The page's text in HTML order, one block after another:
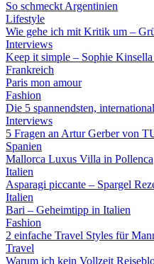
So schmeckt Argentinien
Lifestyle
Wie gehe ich mit Kritik um –
Interviews
Keep it simple – Sophie
Frankreich
Paris mon amour
Fashion
Die 5 spannendsten,
Interviews
5 Fragen an Artur Gerber von
Spanien
Mallorca Luxus Villa in Pollenca
Italien
Asparagi piccante – Spargel
Italien
Bari – Geheimtipp in Italien
Fashion
2 einfache Travel Styles für
Travel
Warum ich kein Vollzeit